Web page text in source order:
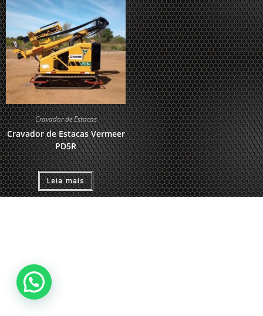
Cravador de Estacas
Cravador de Estacas Vermeer
PD5R
Leia mais